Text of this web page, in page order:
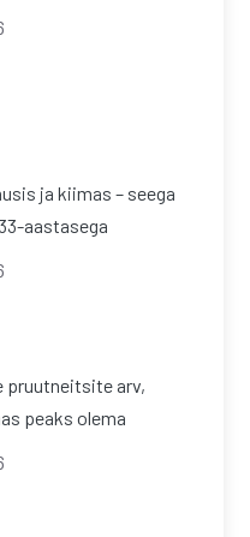
ja kiimas – seega
aastasega
pruutneitsite arv,
peaks olema